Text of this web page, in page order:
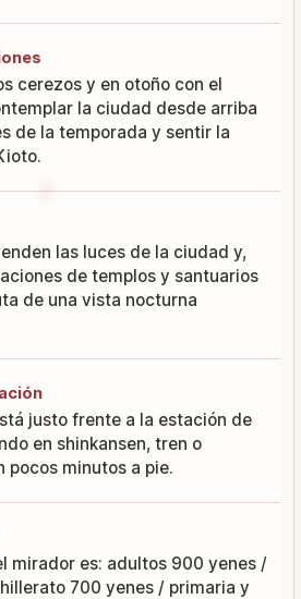
cerezos y en otoño con el
la ciudad desde arriba
de la temporada y sentir la
las luces de la ciudad y,
de templos y santuarios
de una vista nocturna
justo frente a la estación de
en shinkansen, tren o
pocos minutos a pie.
mirador es: adultos 900 yenes /
700 yenes / primaria y